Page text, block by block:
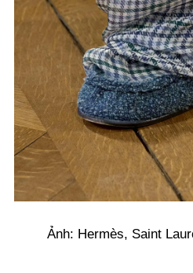
Ảnh: Hermès, Saint